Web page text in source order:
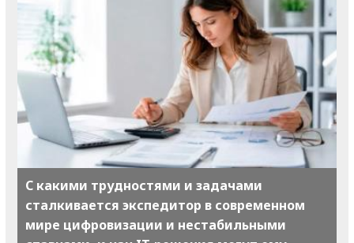
С какими трудностями и задачами
сталкивается экспедитор в современном
мире цифровизации и нестабильными